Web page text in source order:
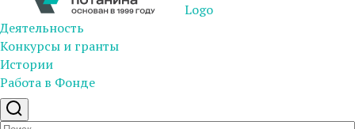
Logo
Деятельность
Конкурсы и гранты
Истории
Работа в Фонде